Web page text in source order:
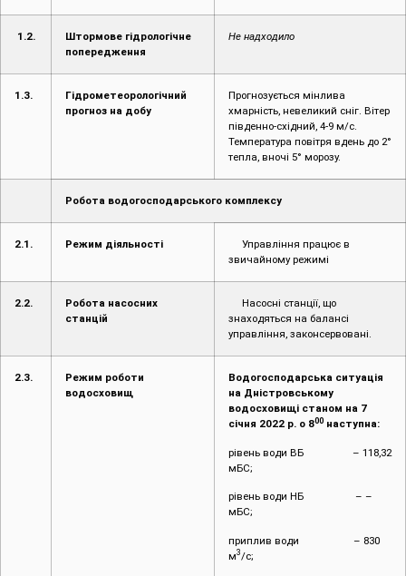
1.2.
Штормове гідрологічне
попередження
Не надходило
1.3.
Гідрометеорологічний
прогноз на добу
Прогнозується мінлива
хмарність, невеликий сніг. Вітер
південно-східний, 4-9 м/с.
Температура повітря вдень до 2°
тепла, вночі 5° морозу.
Робота водогосподарського комплексу
2.1. Режим діяльності
Управління працює в
звичайному режимі
2.2.
Робота насосних
станцій
Насосні станції, що
знаходяться на балансі
управління, законсервовані.
2.3.
Режим роботи
водосховищ
Водогосподарська ситуація
на Дністровському
водосховищі станом на 7
січня 2022 р. о 800 наступна:
рівень води ВБ – 118,32
мБС;
рівень води НБ – –
мБС;
приплив води – 830
м3/с;